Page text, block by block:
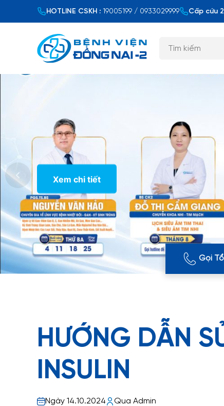
HOTLINE CSKH : 19005199 / 0933029999 Cấp cứu
Xem chi tiết
Gọi
HƯỚNG DẪN
INSULIN
Ngày 14.10.2024 Qua Admin